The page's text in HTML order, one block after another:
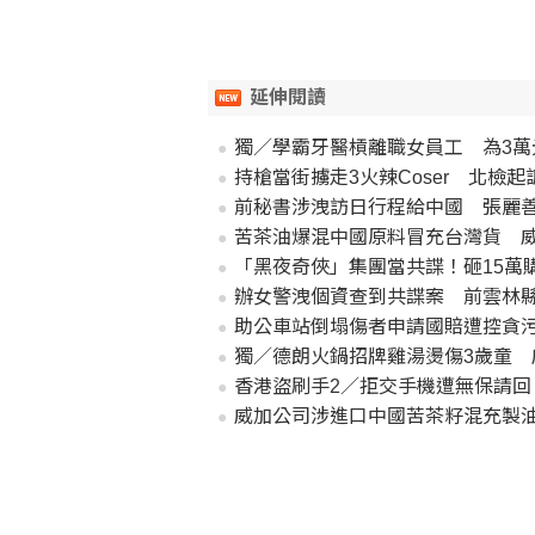
延伸閱讀
獨／學霸牙醫槓離職女員工 為3萬
持槍當街擄走3火辣Coser 北檢起
前秘書涉洩訪日行程給中國 張麗
苦茶油爆混中國原料冒充台灣貨
「黑夜奇俠」集團當共諜！砸15
辦女警洩個資查到共諜案 前雲林
助公車站倒塌傷者申請國賠遭控貪
獨／德朗火鍋招牌雞湯燙傷3歲童
香港盜刷手2／拒交手機遭無保請
威加公司涉進口中國苦茶籽混充